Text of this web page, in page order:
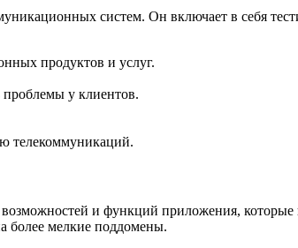
систем. Он включает в себя
продуктов и услуг.
проблемы у клиентов.
телекоммуникаций.
возможностей и функций приложения, которые
более мелкие поддомены.